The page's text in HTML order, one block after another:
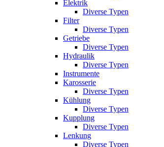
Elektrik
Diverse Typen
Filter
Diverse Typen
Getriebe
Diverse Typen
Hydraulik
Diverse Typen
Instrumente
Karosserie
Diverse Typen
Kühlung
Diverse Typen
Kupplung
Diverse Typen
Lenkung
Diverse Typen